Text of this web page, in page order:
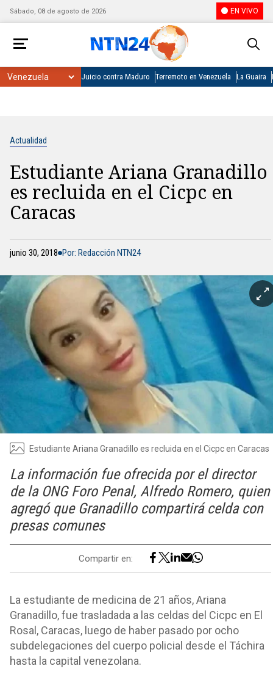
Sábado, 08 de agosto de 2026 EN VIVO
Juicio contra Maduro Terremoto en Venezuela La Guaira
Actualidad
Estudiante Ariana Granadillo
es recluida en el Cicpc en
Caracas
junio 30, 2018 Por: Redacción NTN24
Estudiante Ariana Granadillo es recluida en el Cicpc en Caracas
La información fue ofrecida por el director
de la ONG Foro Penal, Alfredo Romero, quien
agregó que Granadillo compartirá celda con
presas comunes
Compartir en:
La estudiante de medicina de 21 años, Ariana
Granadillo, fue trasladada a las celdas del Cicpc en El
Rosal, Caracas, luego de haber pasado por ocho
subdelegaciones del cuerpo policial desde el Táchira
hasta la capital venezolana.